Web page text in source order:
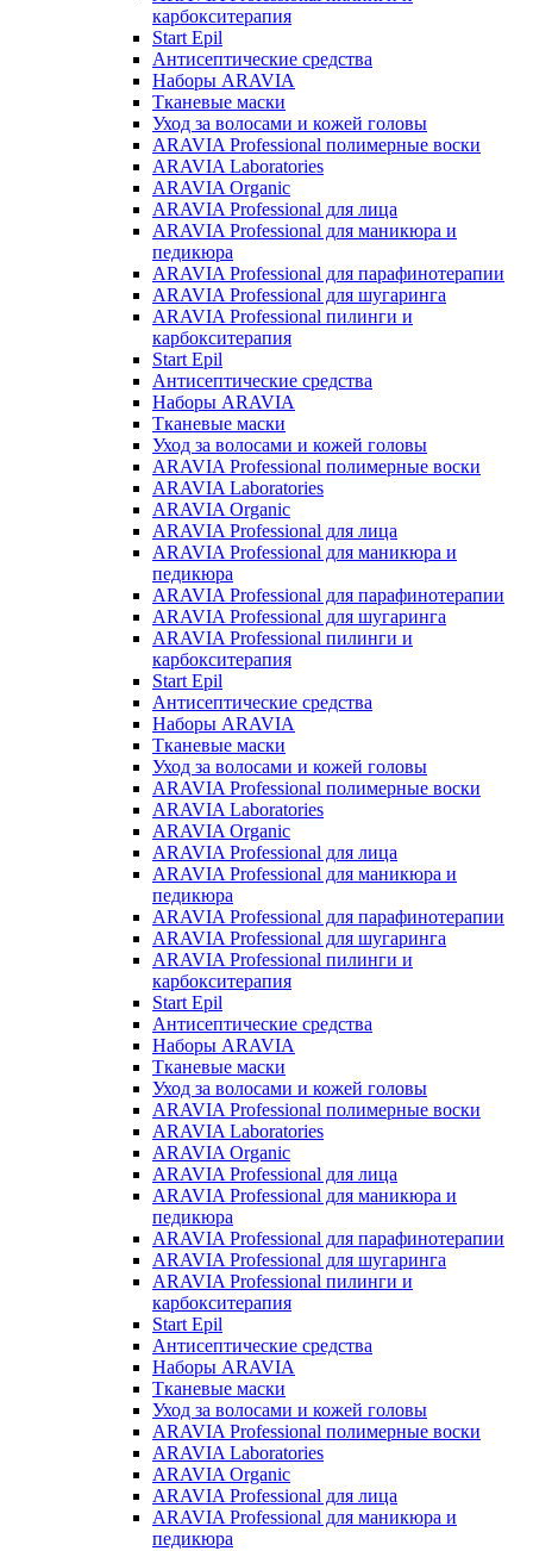
карбокситерапия
Start Epil
Антисептические средства
Наборы ARAVIA
Тканевые маски
Уход за волосами и кожей головы
ARAVIA Professional полимерные воски
ARAVIA Laboratories
ARAVIA Organic
ARAVIA Professional для лица
ARAVIA Professional для маникюра и
педикюра
ARAVIA Professional для парафинотерапии
ARAVIA Professional для шугаринга
ARAVIA Professional пилинги и
карбокситерапия
Start Epil
Антисептические средства
Наборы ARAVIA
Тканевые маски
Уход за волосами и кожей головы
ARAVIA Professional полимерные воски
ARAVIA Laboratories
ARAVIA Organic
ARAVIA Professional для лица
ARAVIA Professional для маникюра и
педикюра
ARAVIA Professional для парафинотерапии
ARAVIA Professional для шугаринга
ARAVIA Professional пилинги и
карбокситерапия
Start Epil
Антисептические средства
Наборы ARAVIA
Тканевые маски
Уход за волосами и кожей головы
ARAVIA Professional полимерные воски
ARAVIA Laboratories
ARAVIA Organic
ARAVIA Professional для лица
ARAVIA Professional для маникюра и
педикюра
ARAVIA Professional для парафинотерапии
ARAVIA Professional для шугаринга
ARAVIA Professional пилинги и
карбокситерапия
Start Epil
Антисептические средства
Наборы ARAVIA
Тканевые маски
Уход за волосами и кожей головы
ARAVIA Professional полимерные воски
ARAVIA Laboratories
ARAVIA Organic
ARAVIA Professional для лица
ARAVIA Professional для маникюра и
педикюра
ARAVIA Professional для парафинотерапии
ARAVIA Professional для шугаринга
ARAVIA Professional пилинги и
карбокситерапия
Start Epil
Антисептические средства
Наборы ARAVIA
Тканевые маски
Уход за волосами и кожей головы
ARAVIA Professional полимерные воски
ARAVIA Laboratories
ARAVIA Organic
ARAVIA Professional для лица
ARAVIA Professional для маникюра и
педикюра